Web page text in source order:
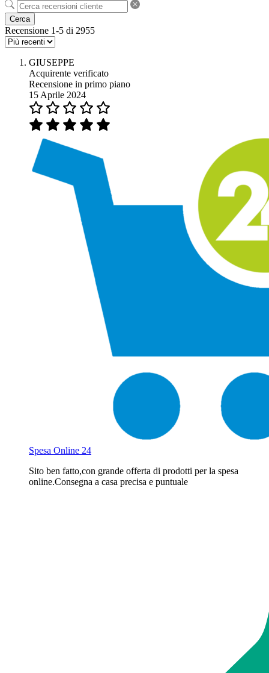
Cerca
Recensione 1-5 di 2955
GIUSEPPE
Acquirente verificato
Recensione in primo piano
15 Aprile 2024
Spesa Online 24
Sito ben fatto,con grande offerta di prodotti per la spesa
online.Consegna a casa precisa e puntuale